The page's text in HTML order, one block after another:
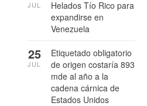
Helados Tío Rico para
expandirse en
Venezuela
JUL
Etiquetado obligatorio
de origen costaría 893
mde al año a la
cadena cárnica de
Estados Unidos
25
JUL